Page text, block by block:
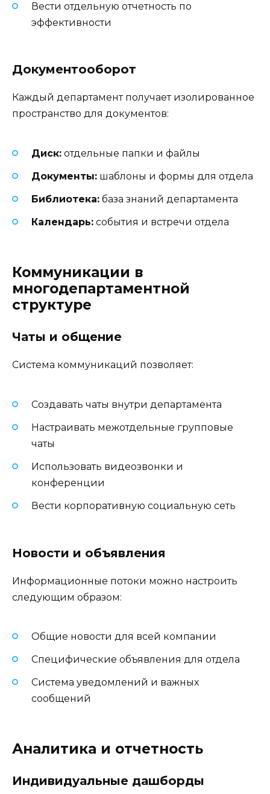
Вести отдельную отчетность по
эффективности
Документооборот
Каждый департамент получает изолированное
пространство для документов:
Диск: отдельные папки и файлы
Документы: шаблоны и формы для отдела
Библиотека: база знаний департамента
Календарь: события и встречи отдела
Коммуникации в
многодепартаментной
структуре
Чаты и общение
Система коммуникаций позволяет:
Создавать чаты внутри департамента
Настраивать межотдельные групповые
чаты
Использовать видеозвонки и
конференции
Вести корпоративную социальную сеть
Новости и объявления
Информационные потоки можно настроить
следующим образом:
Общие новости для всей компании
Специфические объявления для отдела
Система уведомлений и важных
сообщений
Аналитика и отчетность
Индивидуальные дашборды